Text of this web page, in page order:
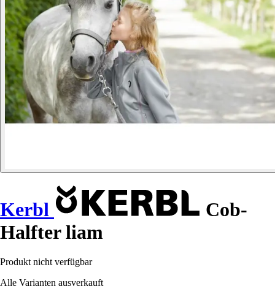
Kerbl
Cob-
Halfter liam
Produkt nicht verfügbar
Alle Varianten ausverkauft